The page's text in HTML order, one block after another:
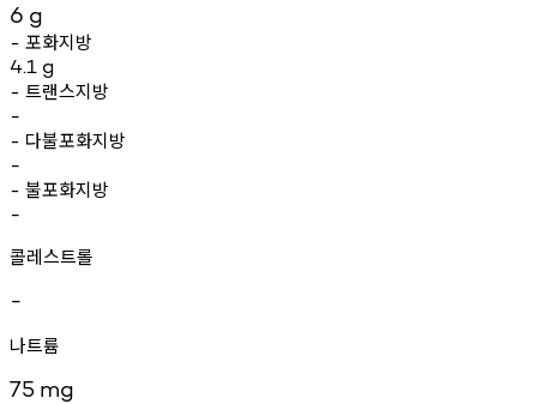
6 g
- 포화지방
4.1 g
- 트랜스지방
-
- 다불포화지방
-
- 불포화지방
-
콜레스트롤
-
나트륨
75 mg